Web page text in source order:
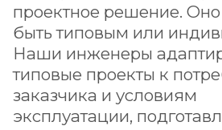
проектное решение.
быть типовым или
Наши инженеры
типовые проекты к
заказчика и условиям
эксплуатации,